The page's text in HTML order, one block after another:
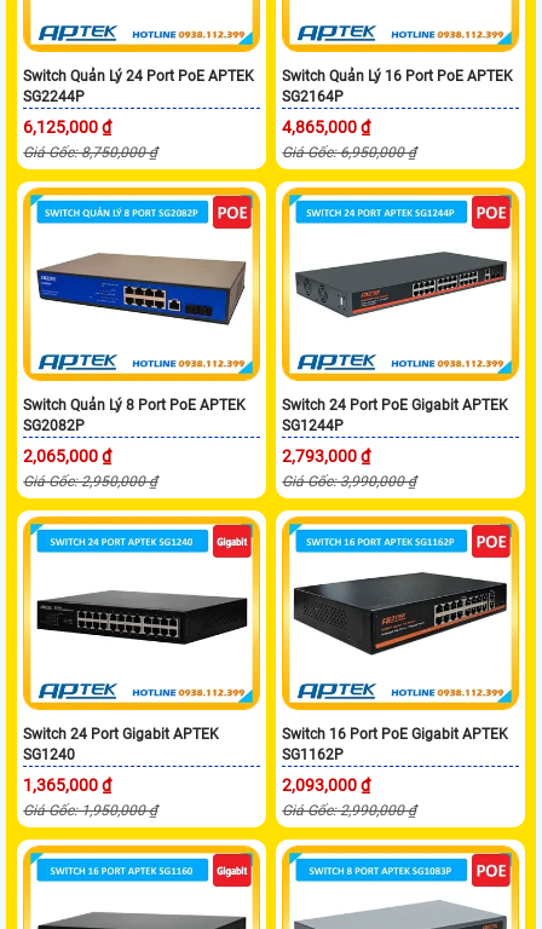
Switch Quản Lý 24 Port PoE APTEK
SG2244P
6,125,000 ₫
Giá Gốc: 8,750,000 ₫
Switch Quản Lý 16 Port PoE APTEK
SG2164P
4,865,000 ₫
Giá Gốc: 6,950,000 ₫
Switch Quản Lý 8 Port PoE APTEK
SG2082P
2,065,000 ₫
Giá Gốc: 2,950,000 ₫
Switch 24 Port PoE Gigabit APTEK
SG1244P
2,793,000 ₫
Giá Gốc: 3,990,000 ₫
Switch 24 Port Gigabit APTEK
SG1240
1,365,000 ₫
Giá Gốc: 1,950,000 ₫
Switch 16 Port PoE Gigabit APTEK
SG1162P
2,093,000 ₫
Giá Gốc: 2,990,000 ₫